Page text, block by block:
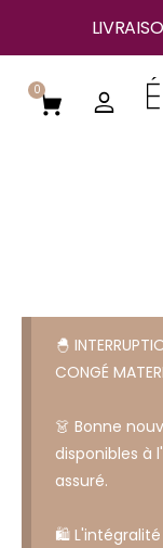
0
🐣
CONGÉ
👗 Bonne
disponibles à
assuré.
🛍️